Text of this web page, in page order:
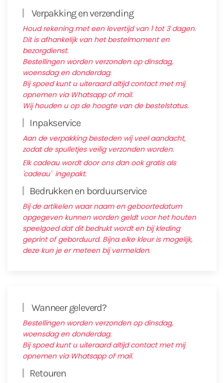
Verpakking en verzending
Houd rekening met een levertijd van 1 tot 3 dagen.
Dit is afhankelijk van het bestelmoment en
bezorgdienst.
Bestellingen worden verzonden op dinsdag,
woensdag en donderdag.
Bij spoed kunt u uiteraard altijd contact met mij
opnemen via Whatsapp of mail.
Wij houden u op de hoogte van de bestelstatus.
Inpakservice
Aan de verpakking besteden wij veel aandacht,
zodat de spulletjes veilig verzonden worden.
Elk cadeau wordt door ons dan ook gratis als
'cadeau' ingepakt.
Bedrukken en borduurservice
Bij de artikelen waar naam en geboortedatum
opgegeven kunnen worden geldt voor het houten
speelgoed dat dit bedrukt wordt en bij kleding
geprint of geborduurd. Bijna elke kleur is mogelijk,
deze kun je er meteen bij vermelden.
Wanneer geleverd?
Bestellingen worden verzonden op dinsdag,
woensdag en donderdag.
Bij spoed kunt u uiteraard altijd contact met mij
opnemen via Whatsapp of mail.
Retouren